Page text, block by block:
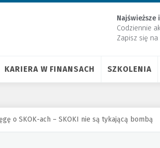
Najświeższe
Codziennie
Zapisz się na
KARIERA W FINANSACH SZKOLENIA
o SKOK-ach – SKOKI nie są tykającą bombą